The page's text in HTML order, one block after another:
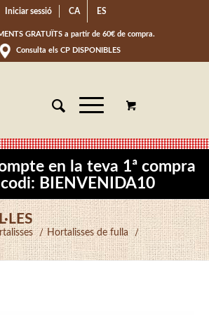
Iniciar sessió CA ES
GRATUÏTS a partir de 60€ de compra.
Consulta els CP DISPONIBLES
en la teva 1ª compra
BIENVENIDA10
/ Hortalisses de fulla
/